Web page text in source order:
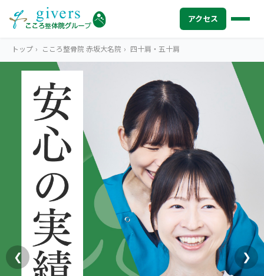
アクセス
HOME トップ
SYMPTOMS 症状から探す
腰痛
肩こり・首こり
四十肩・五十肩
膝痛・関節痛
MENU メニューから探す
STORE 店舗一覧
AREA エリアから探す
北海道
札幌エリア（13院）
ABOUT US 私たちについて
こころ整体院グループについて
トップ › こころ整骨院 赤坂大名院 › 四十肩・五十肩
❮ ❯